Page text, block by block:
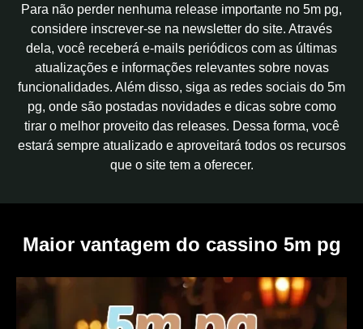
Para não perder nenhuma release importante no 5m pg,
considere inscrever-se na newsletter do site. Através
dela, você receberá e-mails periódicos com as últimas
atualizações e informações relevantes sobre novas
funcionalidades. Além disso, siga as redes sociais do 5m
pg, onde são postadas novidades e dicas sobre como
tirar o melhor proveito das releases. Dessa forma, você
estará sempre atualizado e aproveitará todos os recursos
que o site tem a oferecer.
Maior vantagem do cassino 5m pg